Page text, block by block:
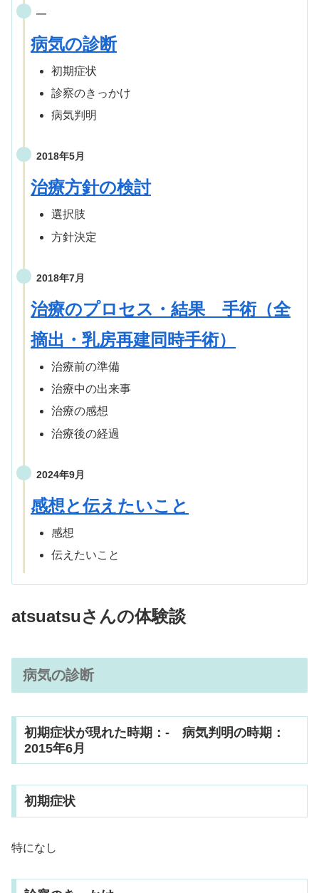
—
病気の診断
初期症状
診察のきっかけ
病気判明
2018年5月
治療方針の検討
選択肢
方針決定
2018年7月
治療のプロセス・結果
手術（全
摘出・乳房再建同時手術）
治療前の準備
治療中の出来事
治療の感想
治療後の経過
2024年9月
感想と伝えたいこと
感想
伝えたいこと
atsuatsuさんの体験談
病気の診断
初期症状が現れた時期：- 病気判明の時期：
2015年6月
初期症状
特になし